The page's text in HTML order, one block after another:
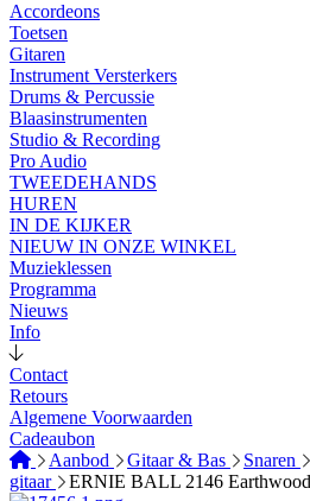
Accordeons
Toetsen
Gitaren
Instrument Versterkers
Drums & Percussie
Blaasinstrumenten
Studio & Recording
Pro Audio
TWEEDEHANDS
HUREN
IN DE KIJKER
NIEUW IN ONZE WINKEL
Muzieklessen
Programma
Nieuws
Info
Contact
Retours
Algemene Voorwaarden
Cadeaubon
Aanbod
Gitaar & Bas Snaren
gitaar
ERNIE BALL 2146